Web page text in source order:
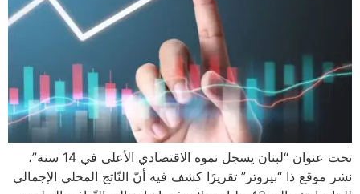
تحت عنوان “لبنان يسجل نموه الاقتصادي الأعلى في 14 سنة”،
ذا “بيروتر” تقريرًا كشف فيه أنّ النّاتج المحلي الإجمالي